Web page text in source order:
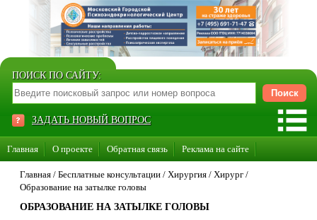
ПОИСК ПО САЙТУ:
ЗАДАТЬ НОВЫЙ ВОПРОС
Главная О проекте Обратная связь Реклама на сайте
Стать консультантом нашего сайта
Главная / Бесплатные консультации / Хирургия / Хирург /
Образование на затылке головы
ОБРАЗОВАНИЕ НА ЗАТЫЛКЕ ГОЛОВЫ